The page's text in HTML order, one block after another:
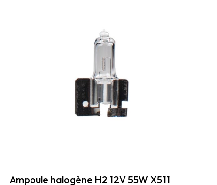
Ampoule halogène H2 12V 55W X511